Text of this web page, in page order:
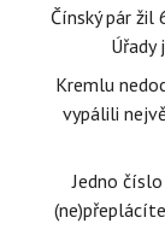
Čínský pár
Úřady
Kremlu
vypálili
Jedno